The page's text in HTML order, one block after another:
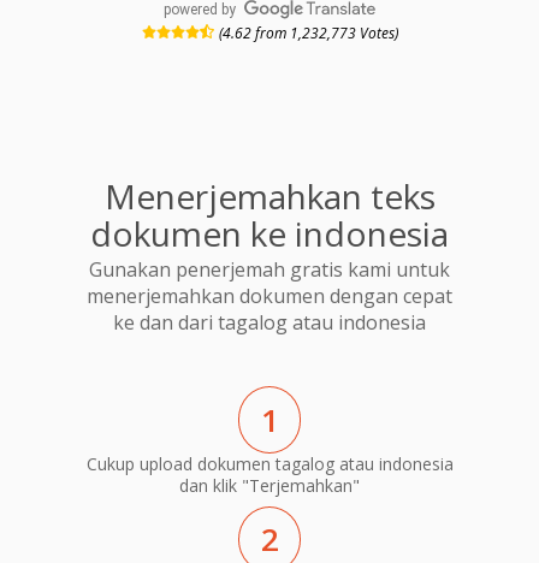
powered by
(4.62 from 1,232,773 Votes)
Menerjemahkan teks
dokumen ke indonesia
Gunakan penerjemah gratis kami untuk
menerjemahkan dokumen dengan cepat
ke dan dari tagalog atau indonesia
1
Cukup upload dokumen tagalog atau indonesia
dan klik "Terjemahkan"
2